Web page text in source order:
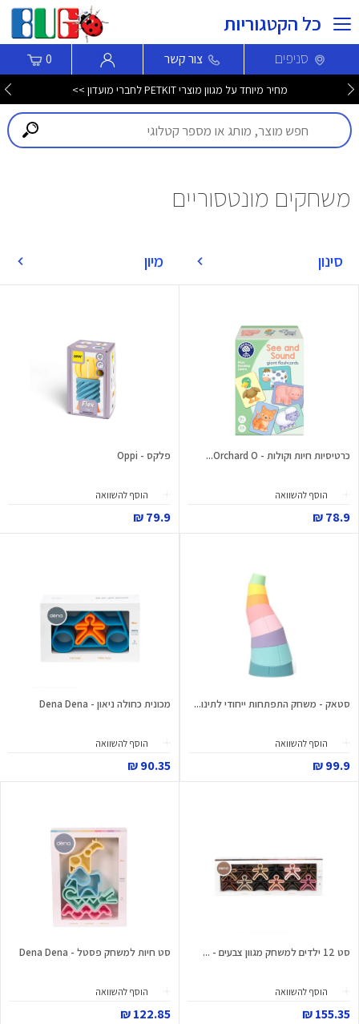
כל הקטגוריות
סניפים צור קשר 0
מחיר מיוחד על מגוון מוצרי PETKIT לחברי מועדון >>
משחקים מונטסוריים
סינון מיון
כרטיסיות חיות וקולות - Orchard O...
הוסף להשוואה
78.9 ₪
פלקס - Oppi
הוסף להשוואה
79.9 ₪
סטאק - משחק התפתחות ייחודי לתינו...
הוסף להשוואה
99.9 ₪
מכונית כחולה ניאון - Dena Dena
הוסף להשוואה
90.35 ₪
סט 12 ילדים למשחק מגוון צבעים - ...
הוסף להשוואה
155.35 ₪
סט חיות למשחק פסטל - Dena Dena
הוסף להשוואה
122.85 ₪